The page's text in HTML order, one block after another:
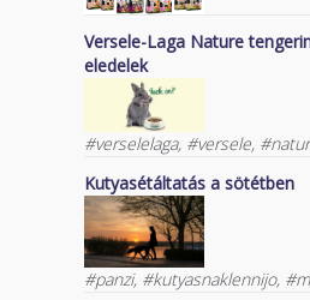
Versele-Laga Nature
eledelek
#verselelaga, #versele,
Kutyasétáltatás a sötétben
#panzi, #kutyasnaklennijo,